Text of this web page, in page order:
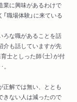
業に興味があるわけで
職場体験」に来ている
ろな職があることを話
介も話していますが先
士としった師（士）が付
正解では無い、ととも
きない人は減ったので